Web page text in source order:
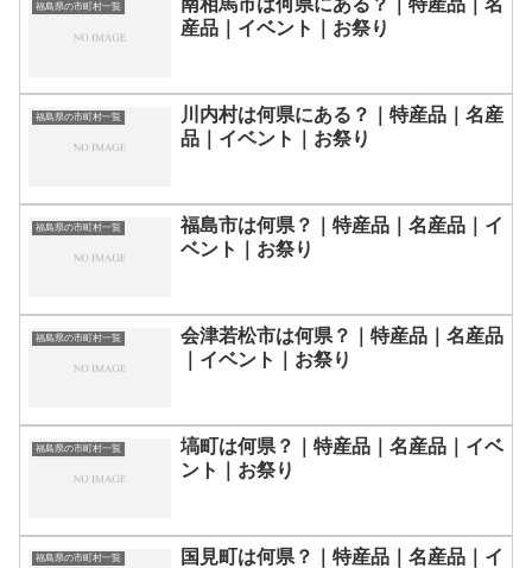
福島県の市町村一覧
南相馬市は何県にある？｜特産品｜名
産品｜イベント｜お祭り
福島県の市町村一覧
川内村は何県にある？｜特産品｜名産
品｜イベント｜お祭り
福島県の市町村一覧
福島市は何県？｜特産品｜名産品｜イ
ベント｜お祭り
福島県の市町村一覧
会津若松市は何県？｜特産品｜名産品
｜イベント｜お祭り
福島県の市町村一覧
塙町は何県？｜特産品｜名産品｜イベ
ント｜お祭り
福島県の市町村一覧
国見町は何県？｜特産品｜名産品｜イ